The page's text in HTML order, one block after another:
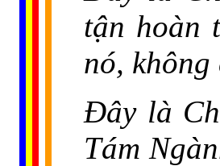
tận hoàn
nó,
Đây là
Tám